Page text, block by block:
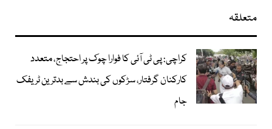
متعلقہ
کراچی: پی ٹی آئی کا فوارا چوک پر احتجاج، متعدد
کارکنان گرفتار، سڑکوں کی بندش سے بدترین ٹریفک
جام